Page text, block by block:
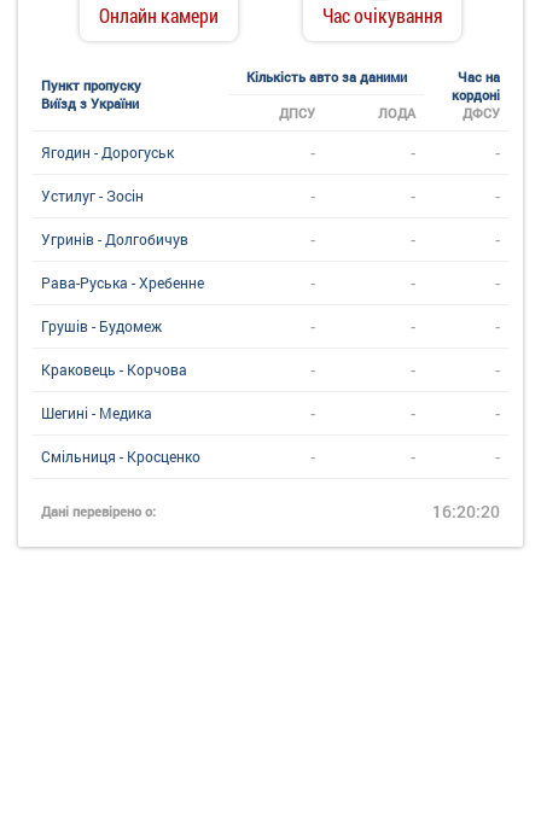
Онлайн камери Час очікування
Пункт пропуску
Виїзд з України
Кількість авто за даними
Час на
кордоні
ДФСУ
ДПСУ ЛОДА
Ягодин - Дорогуськ - - -
Устилуг - Зосін - - -
Угринiв - Долгобичув - - -
Рава-Руська - Хребенне - - -
Грушів - Будомеж - - -
Краковець - Корчова - - -
Шегині - Медика - - -
Смільниця - Кросценко - - -
Дані перевірено о: 16:20:20